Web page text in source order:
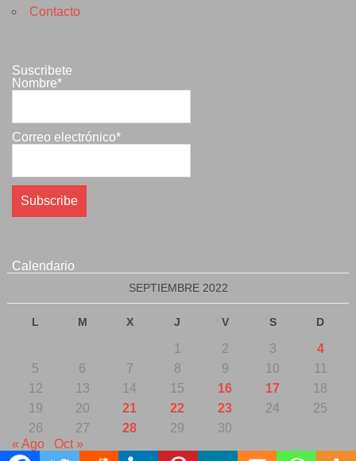
Contacto
Suscribete
Nombre*
Correo electrónico*
Calendario
SEPTIEMBRE 2022
L M X J V S D
1 2 3
4
5
6 7 8 9 10
11
12
13 14 15 16 17
18
19
20 21 22 23 24
25
26
27 28 29
30
« Ago
Oct »